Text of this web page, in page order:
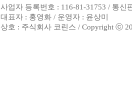
사업자 등록번호 : 116-81-31753 / 통신
대표자 : 홍영화 / 운영자 : 윤상미
상호 : 주식회사 코린스 / Copyright ⓒ